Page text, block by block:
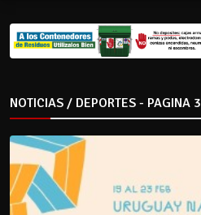
NOTICIAS / DEPORTES - PAGINA 3